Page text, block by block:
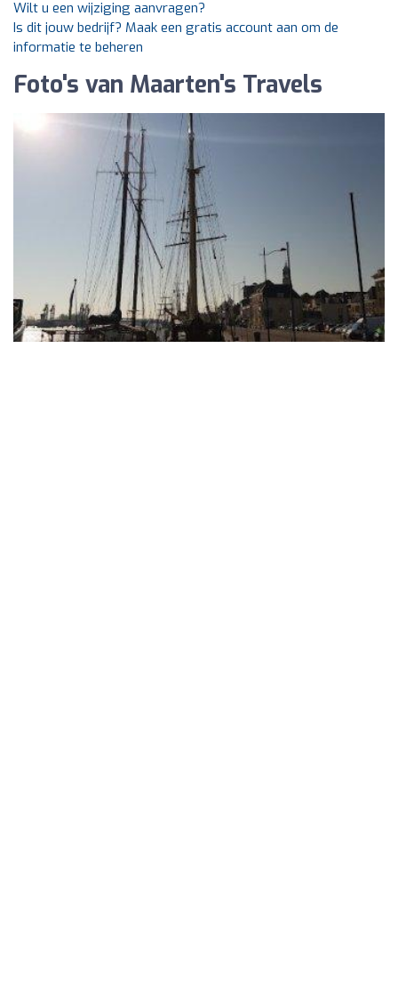
Wilt u een wijziging aanvragen?
Is dit jouw bedrijf? Maak een gratis account aan om de
informatie te beheren
Foto's van Maarten's Travels